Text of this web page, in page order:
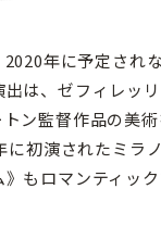
年に予定され
は、ゼフィレッ
ン監督作品の美
初演されたミラ
もロマンティッ